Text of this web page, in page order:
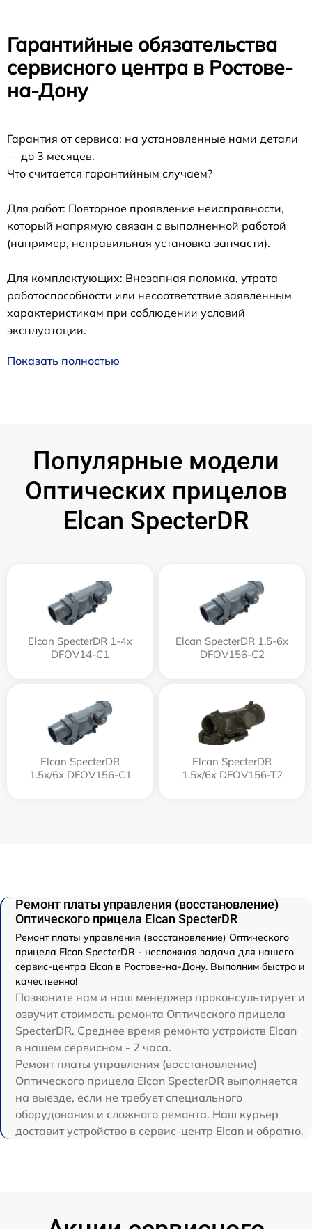
Гарантийные обязательства
сервисного центра в Ростове-
на-Дону
Гарантия от сервиса: на установленные нами детали
— до 3 месяцев.
Что считается гарантийным случаем?
Для работ: Повторное проявление неисправности,
который напрямую связан с выполненной работой
(например, неправильная установка запчасти).
Для комплектующих: Внезапная поломка, утрата
работоспособности или несоответствие заявленным
характеристикам при соблюдении условий
эксплуатации.
Показать полностью
Популярные модели
Оптических прицелов
Elcan SpecterDR
Elcan SpecterDR 1-4x
DFOV14-C1
Elcan SpecterDR 1.5-6x
DFOV156-C2
Elcan SpecterDR
1.5x/6x DFOV156-C1
Elcan SpecterDR
1.5x/6x DFOV156-T2
Ремонт платы управления (восстановление)
Оптического прицела Elcan SpecterDR
Ремонт платы управления (восстановление) Оптического
прицела Elcan SpecterDR - несложная задача для нашего
сервис-центра Elcan в Ростове-на-Дону. Выполним быстро и
качественно!
Позвоните нам и наш менеджер проконсультирует и
озвучит стоимость ремонта Оптического прицела
SpecterDR. Среднее время ремонта устройств Elcan
в нашем сервисном - 2 часа.
Ремонт платы управления (восстановление)
Оптического прицела Elcan SpecterDR выполняется
на выезде, если не требует специального
оборудования и сложного ремонта. Наш курьер
доставит устройство в сервис-центр Elcan и обратно.